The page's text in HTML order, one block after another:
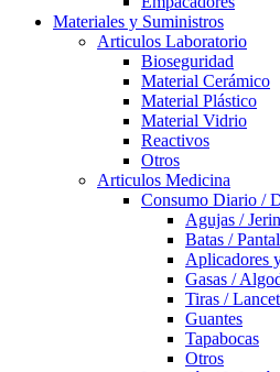
Materiales y Suministros
Articulos Laboratorio
Bioseguridad
Material Cerámico
Material Plástico
Material Vidrio
Reactivos
Otros
Articulos Medicina
Consumo Diario /
Agujas /
Batas /
Aplicadores
Gasas /
Tiras /
Guantes
Tapabocas
Otros